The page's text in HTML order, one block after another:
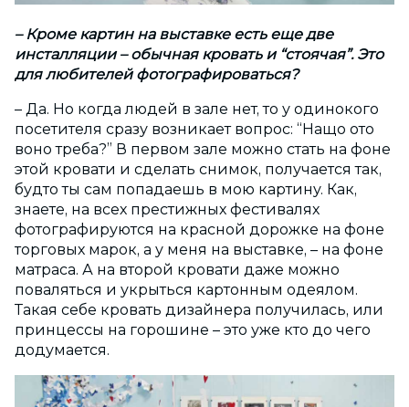
– Кроме картин на выставке есть еще две
инсталляции – обычная кровать и “стоячая”. Это
для любителей фотографироваться?
– Да. Но когда людей в зале нет, то у одинокого
посетителя сразу возникает вопрос: “Нащо ото
воно треба?” В первом зале можно стать на фоне
этой кровати и сделать снимок, получается так,
будто ты сам попадаешь в мою картину. Как,
знаете, на всех престижных фестивалях
фотографируются на красной дорожке на фоне
торговых марок, а у меня на выставке, – на фоне
матраса. А на второй кровати даже можно
поваляться и укрыться картонным одеялом.
Такая себе кровать дизайнера получилась, или
принцессы на горошине – это уже кто до чего
додумается.